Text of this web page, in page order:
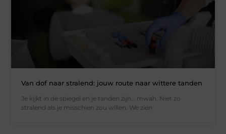
Van dof naar stralend: jouw route naar wittere tanden
Je kijkt in de spiegel en je tanden zijn… mwah. Niet zo
stralend als je misschien zou willen. We zien